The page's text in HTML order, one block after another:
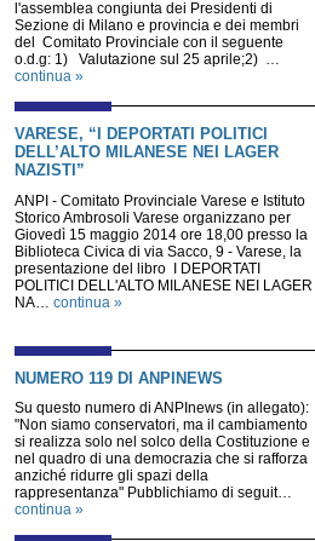
l'assemblea congiunta dei Presidenti di
Sezione di Milano e provincia e dei membri
del Comitato Provinciale con il seguente
o.d.g: 1) Valutazione sul 25 aprile;2) …
continua »
VARESE, “I DEPORTATI POLITICI
DELL’ALTO MILANESE NEI LAGER
NAZISTI”
ANPI - Comitato Provinciale Varese e Istituto
Storico Ambrosoli Varese organizzano per
Giovedì 15 maggio 2014 ore 18,00 presso la
Biblioteca Civica di via Sacco, 9 - Varese, la
presentazione del libro I DEPORTATI
POLITICI DELL'ALTO MILANESE NEI LAGER
NA… continua »
NUMERO 119 DI ANPINEWS
Su questo numero di ANPInews (in allegato):
"Non siamo conservatori, ma il cambiamento
si realizza solo nel solco della Costituzione e
nel quadro di una democrazia che si rafforza
anziché ridurre gli spazi della
rappresentanza" Pubblichiamo di seguit…
continua »